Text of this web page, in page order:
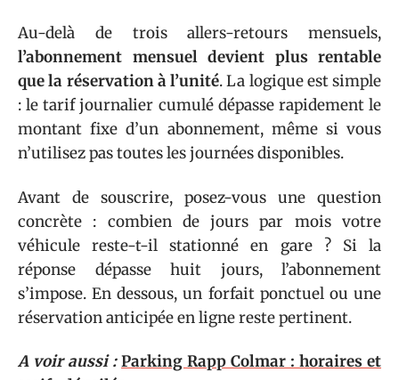
Au-delà de trois allers-retours mensuels,
l’abonnement mensuel devient plus rentable
que la réservation à l’unité. La logique est simple
: le tarif journalier cumulé dépasse rapidement le
montant fixe d’un abonnement, même si vous
n’utilisez pas toutes les journées disponibles.
Avant de souscrire, posez-vous une question
concrète : combien de jours par mois votre
véhicule reste-t-il stationné en gare ? Si la
réponse dépasse huit jours, l’abonnement
s’impose. En dessous, un forfait ponctuel ou une
réservation anticipée en ligne reste pertinent.
A voir aussi : Parking Rapp Colmar : horaires et